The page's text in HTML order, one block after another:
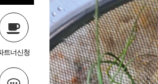
트너신청